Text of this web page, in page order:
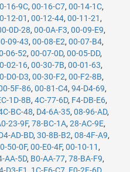
16-9C, 00-16-C7, 00-14-1C,
12-01 , 00-12-44, 00-11-21 ,
0D-28, 00-0A-F3, 00-09-E9,
09-43, 00-08-E2, 00-07-B4,
06-52, 00-07-0D, 00-05-DD,
02-16, 00-30-7B, 00-01-63,
D0-D3, 00-30-F2, 00-F2-8B,
5F-86, 00-81-C4, 94-D4-69,
1D-8B, 4C-77-6D, F4-DB-E6,
BC-48, D4-6A-35, 08-96-AD,
23-9F, 78-BC-1A, 28-AC-9E,
AD-BD, 30-8B-B2, 08-4F-A9,
50-0F, 00-E0-4F, 00-10-11 ,
AA-5D, B0-AA-77, 78-BA-F9,